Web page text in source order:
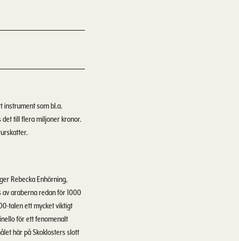
instrument som bl.a.
det till flera miljoner kronor.
Rebecka Enhörning,
araberna redan för 1000
talen ett mycket viktigt
för ett fenomenalt
här på Skoklosters slott